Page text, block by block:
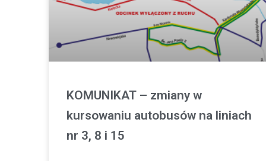
KOMUNIKAT – zmiany w
kursowaniu autobusów na liniach
nr 3, 8 i 15